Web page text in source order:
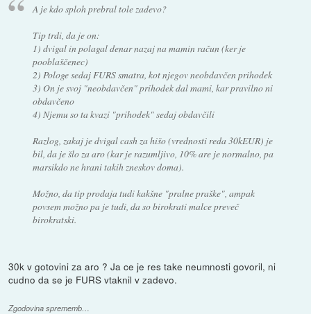
A je kdo sploh prebral tole zadevo?
Tip trdi, da je on:
1) dvigal in polagal denar nazaj na mamin račun (ker je
pooblaščenec)
2) Pologe sedaj FURS smatra, kot njegov neobdavčen prihodek
3) On je svoj "neobdavčen" prihodek dal mami, kar pravilno ni
obdavčeno
4) Njemu so ta kvazi "prihodek" sedaj obdavčili
Razlog, zakaj je dvigal cash za hišo (vrednosti reda 30kEUR) je
bil, da je šlo za aro (kar je razumljivo, 10% are je normalno, pa
marsikdo ne hrani takih zneskov doma).
Možno, da tip prodaja tudi kakšne "pralne praške", ampak
povsem možno pa je tudi, da so birokrati malce preveč
birokratski.
30k v gotovini za aro ? Ja ce je res take neumnosti govoril, ni
cudno da se je FURS vtaknil v zadevo.
Zgodovina sprememb…